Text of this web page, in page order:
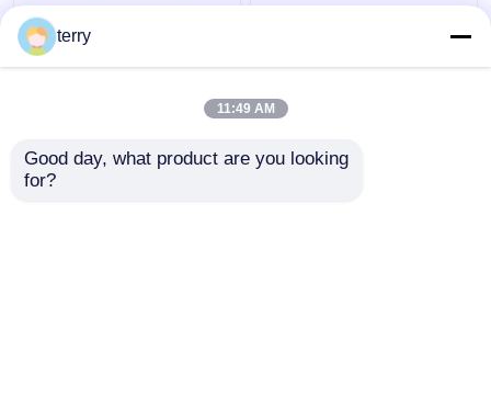
5909787 Caterpillar
Filter Fuel Separator
Wody Inżynieria Części
Skontaktuj się z
Wysokiej wydajności
zamienne silnika
Skontaktuj się z
terry
11:49 AM
Good day, what product are you looking
for?